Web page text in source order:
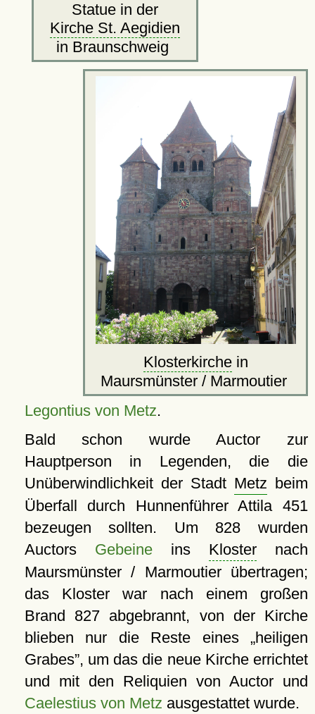
Statue in der
Kirche St. Aegidien
in Braunschweig
Klosterkirchein
Maursmünster / Marmoutier
Legontius von Metz.
Bald schon wurde Auctor zur
Hauptperson in Legenden, die die
Unüberwindlichkeit der Stadt Metz beim
Überfall durch Hunnenführer Attila 451
bezeugen sollten. Um 828 wurden
Auctors Gebeineins Klosternach
Maursmünster / Marmoutier übertragen;
das Kloster war nach einem großen
Brand 827 abgebrannt, von der Kirche
blieben nur die Reste eines
heiligen
Grabes , um das die neue Kirche errichtet
und mit den Reliquien von Auctor und
Caelestius von Metz ausgestattet wurde.